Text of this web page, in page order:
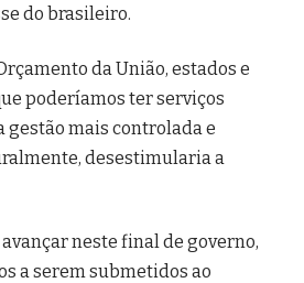
do brasileiro.
da União, estados e
poderíamos ter serviços
gestão mais controlada e
desestimularia a
neste final de governo,
a serem submetidos ao